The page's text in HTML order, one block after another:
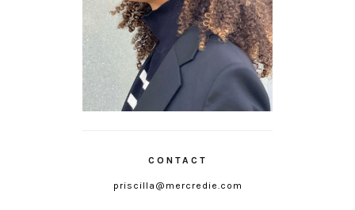
CONTACT
priscilla@mercredie.com